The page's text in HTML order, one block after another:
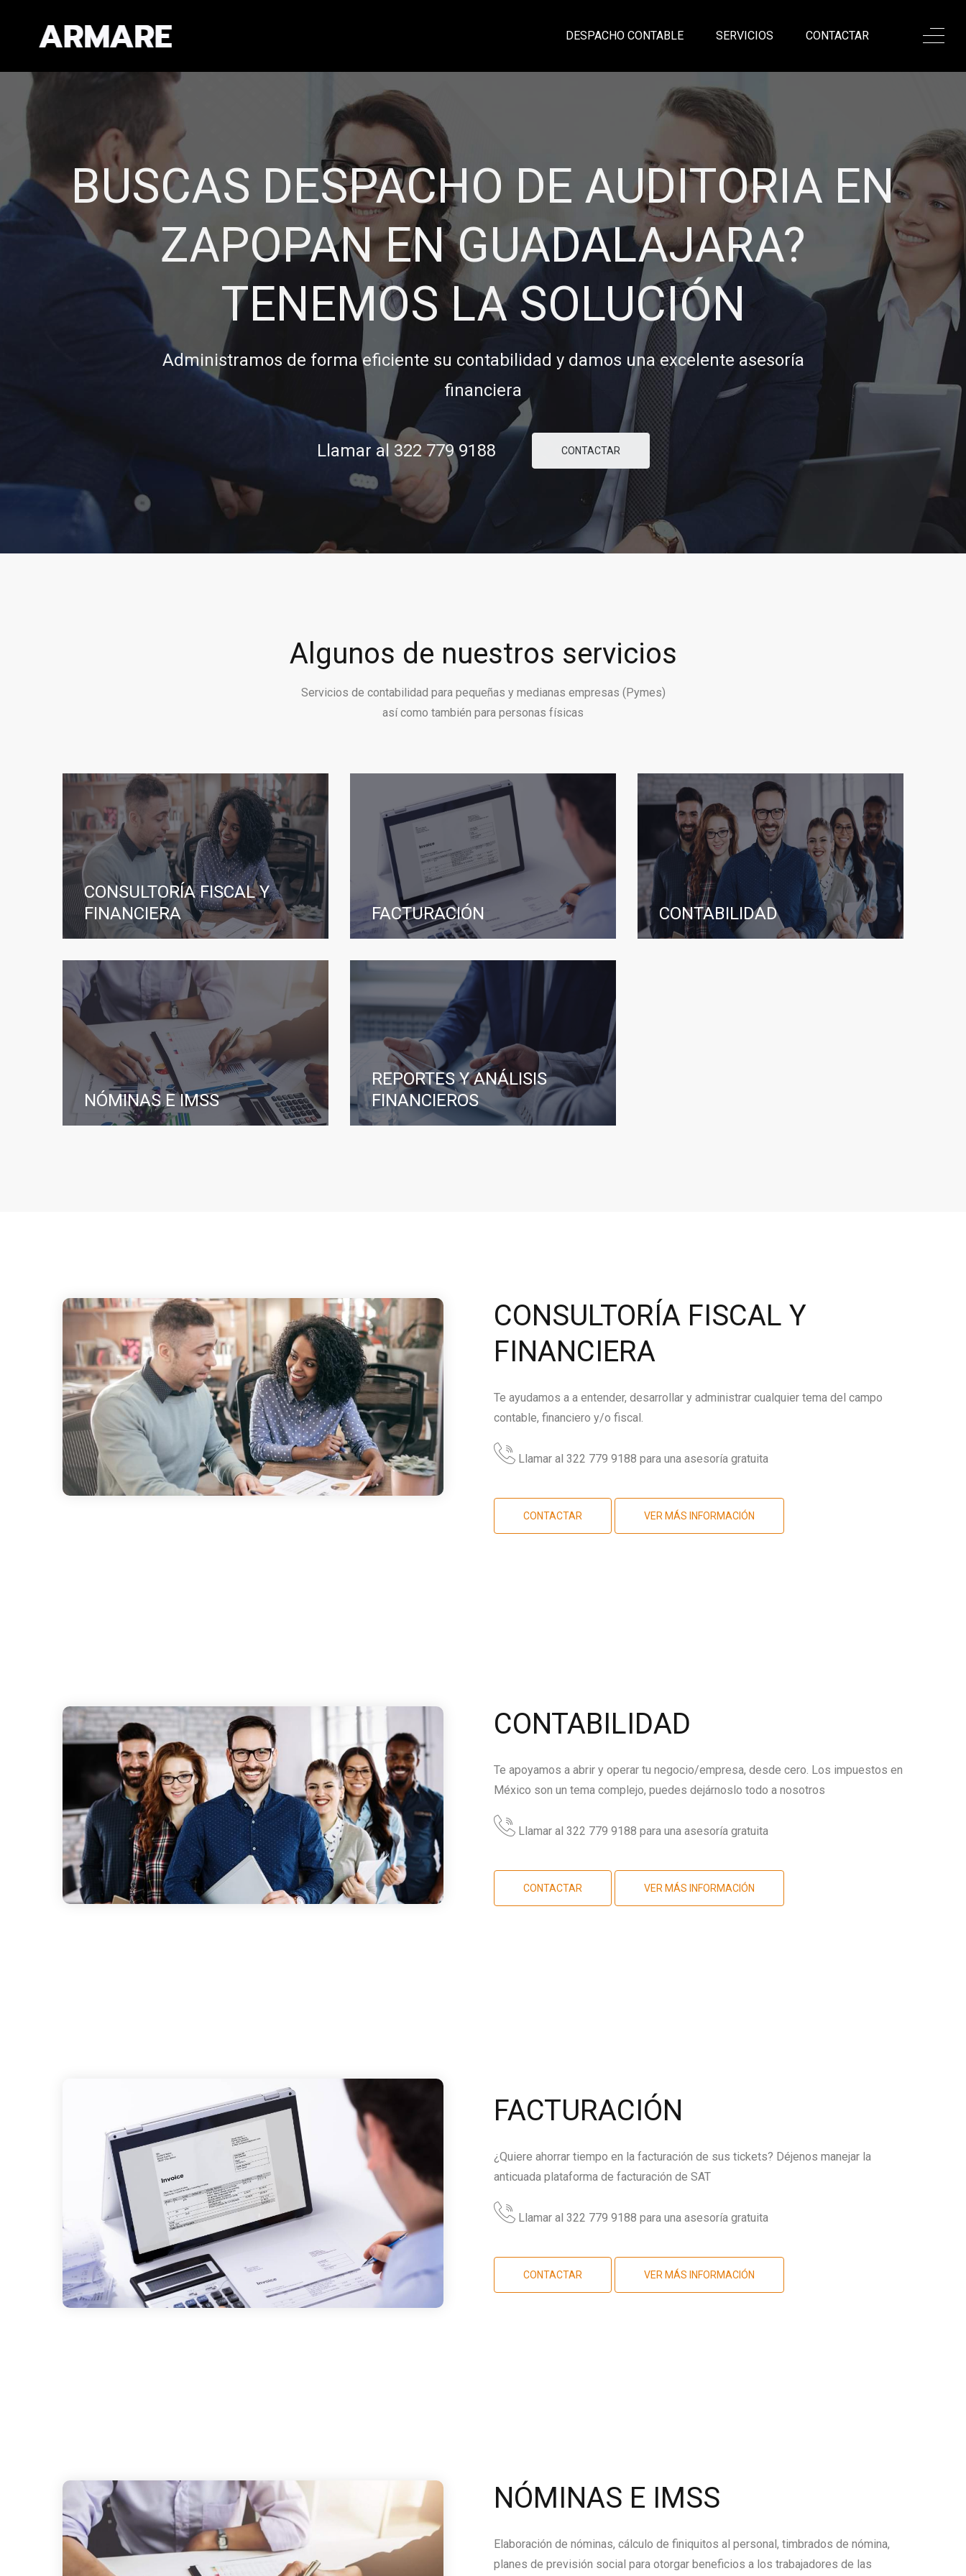
DESPACHO CONTABLE SERVICIOS CONTACTAR
Administramos de forma eficiente su contabilidad y damos una excelente asesoría
Llamar al 322 779 9188
EXPERIENCIA, PROFESIONALISMO,
CALIDAD Y CONFIANZA
Establecemos relaciones sólidas con nuestros clientes basadas en nuestro
conocimiento, integridad y confianza para ayudarle a concretar sus aspiraciones
comerciales y financieras.
Llamar al 322 779 9188 CONTACTAR
Algunos de nuestros servicios
Servicios de contabilidad para pequeñas y medianas empresas (Pymes)
así como también para personas físicas
CONSULTORÍA FISCAL Y
FINANCIERA
FACTURACIÓN CONTABILIDAD
NÓMINAS E IMSS
REPORTES Y ANÁLISIS
FINANCIEROS
CONSULTORÍA FISCAL Y
FINANCIERA
Te ayudamos a a entender, desarrollar y administrar cualquier tema del campo
contable, financiero y/o fiscal.
Llamar al 322 779 9188 para una asesoría gratuita
CONTACTAR VER MÁS INFORMACIÓN
CONTABILIDAD
Te apoyamos a abrir y operar tu negocio/empresa, desde cero. Los impuestos en
México son un tema complejo, puedes dejárnoslo todo a nosotros
Llamar al 322 779 9188 para una asesoría gratuita
CONTACTAR VER MÁS INFORMACIÓN
FACTURACIÓN
¿Quiere ahorrar tiempo en la facturación de sus tickets? Déjenos manejar la
anticuada plataforma de facturación de SAT
Llamar al 322 779 9188 para una asesoría gratuita
CONTACTAR VER MÁS INFORMACIÓN
NÓMINAS E IMSS
Elaboración de nóminas, cálculo de finiquitos al personal, timbrados de nómina,
planes de previsión social para otorgar beneficios a los trabajadores de las